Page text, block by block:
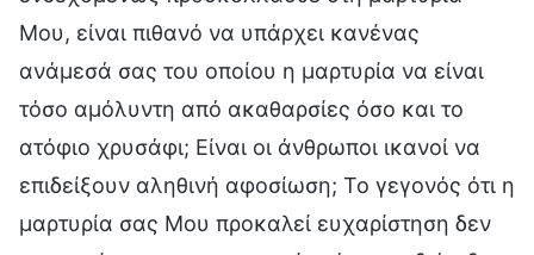
Μου, είναι πιθανό να υπάρχει κανένας
ανάμεσά σας του οποίου η μαρτυρία να είναι
τόσο αμόλυντη από ακαθαρσίες όσο και το
ατόφιο χρυσάφι; Είναι οι άνθρωποι ικανοί να
επιδείξουν αληθινή αφοσίωση; Το γεγονός ότι η
μαρτυρία σας Μου προκαλεί ευχαρίστηση δεν